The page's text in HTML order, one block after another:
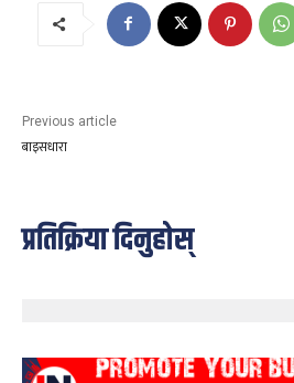
Previous article
बाइसधारा
प्रतिक्रिया दिनुहोस्